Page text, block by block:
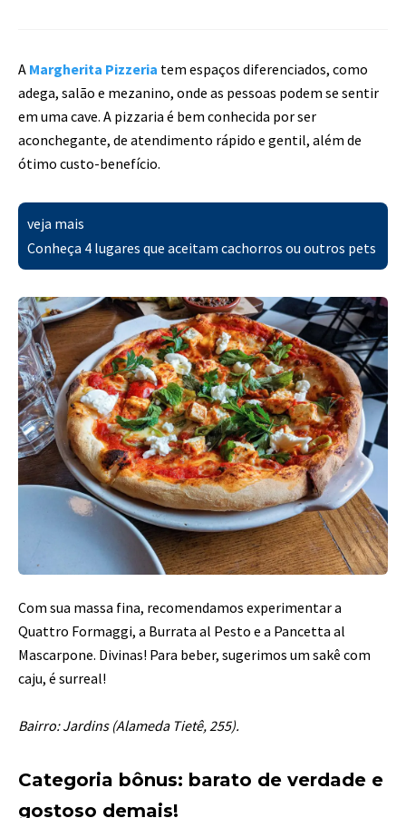
A Margherita Pizzeria tem espaços diferenciados, como
adega, salão e mezanino, onde as pessoas podem se sentir
em uma cave. A pizzaria é bem conhecida por ser
aconchegante, de atendimento rápido e gentil, além de
ótimo custo-benefício.
veja mais
Conheça 4 lugares que aceitam cachorros ou outros pets
Com sua massa fina, recomendamos experimentar a
Quattro Formaggi, a Burrata al Pesto e a Pancetta al
Mascarpone. Divinas! Para beber, sugerimos um sakê com
caju, é surreal!
Bairro: Jardins (Alameda Tietê, 255).
Categoria bônus: barato de verdade e
gostoso demais!